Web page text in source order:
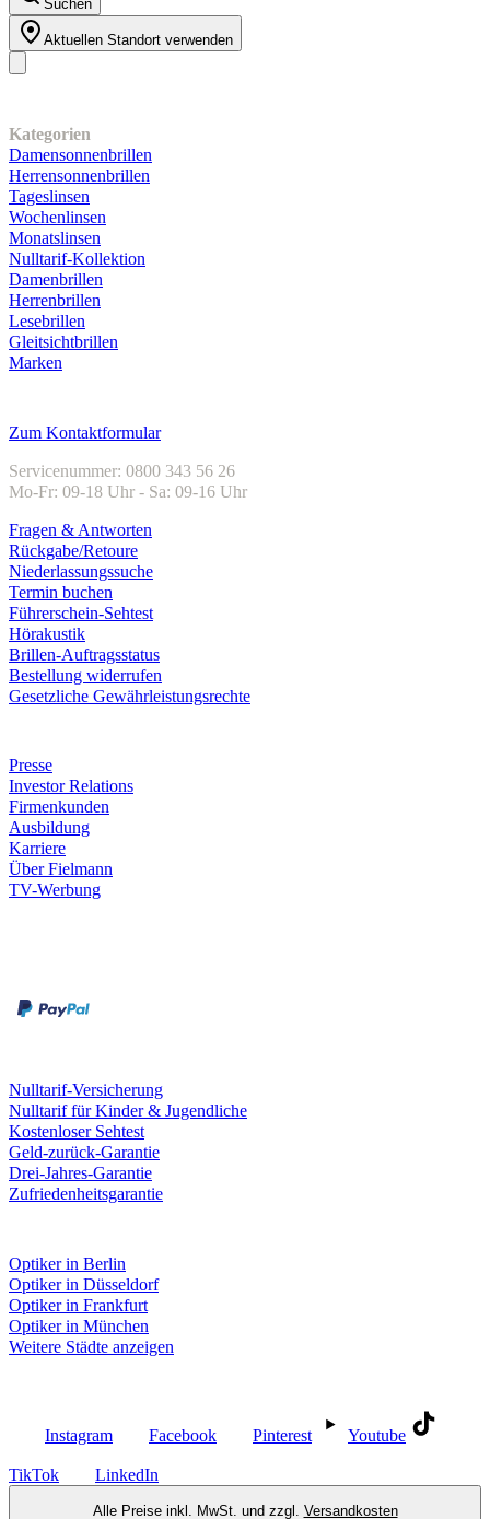
Suchen
Aktuellen Standort verwenden
Kategorien
Damensonnenbrillen
Herrensonnenbrillen
Tageslinsen
Wochenlinsen
Monatslinsen
Nulltarif-Kollektion
Damenbrillen
Herrenbrillen
Lesebrillen
Gleitsichtbrillen
Marken
Zum Kontaktformular
Servicenummer: 0800 343 56 26
Mo-Fr: 09-18 Uhr - Sa: 09-16 Uhr
Fragen & Antworten
Rückgabe/Retoure
Niederlassungssuche
Termin buchen
Führerschein-Sehtest
Hörakustik
Brillen-Auftragsstatus
Bestellung widerrufen
Gesetzliche Gewährleistungsrechte
Presse
Investor Relations
Firmenkunden
Ausbildung
Karriere
Über Fielmann
TV-Werbung
Nulltarif-Versicherung
Nulltarif für Kinder & Jugendliche
Kostenloser Sehtest
Geld-zurück-Garantie
Drei-Jahres-Garantie
Zufriedenheitsgarantie
Optiker in Berlin
Optiker in Düsseldorf
Optiker in Frankfurt
Optiker in München
Weitere Städte anzeigen
Instagram Facebook Pinterest Youtube
TikTok LinkedIn
Alle Preise inkl. MwSt. und zzgl. Versandkosten